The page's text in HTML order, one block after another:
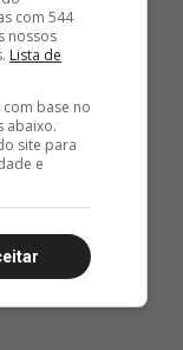
com 544
nossos
Lista de
base no
abaixo.
site para
e